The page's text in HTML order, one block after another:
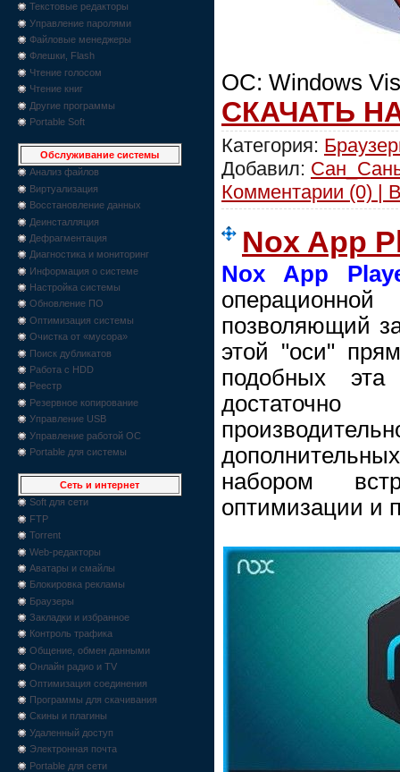
Текстовые редакторы
Управление паролями
Файловые менеджеры
Флешки, Flash
Чтение голосом
Чтение книг
Другие программы
Portable Soft
Обслуживание системы
Анализ файлов
Виртуализация
Восстановление данных
Деинсталляция
Дефрагментация
Диагностика и мониторинг
Информация о системе
Настройка системы
Обновление ПО
Оптимизация системы
Очистка от «мусора»
Поиск дубликатов
Работа с HDD
Реестр
Резервное копирование
Управление USB
Управление работой ОС
Portable для системы
Сеть и интернет
Soft для сети
FTP
Torrent
Web-редакторы
Аватары и смайлы
Блокировка рекламы
Браузеры
Закладки и избранное
Контроль трафика
Общение, обмен данными
Онлайн радио и TV
Оптимизация соединения
Программы для скачивания
Скины и плагины
Удаленный доступ
Электронная почта
Portable для сети
ОС: Windows
СКАЧАТЬ
Категория:
Добавил:
Комментарии (0) |
Nox App
Nox App
позволяющий
этой "оси"
подобных эта
набором
оптимизации и